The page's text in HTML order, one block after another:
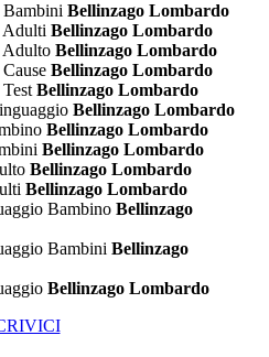
Bellinzago Lombardo
Adulti Bellinzago Lombardo
Adulto Bellinzago Lombardo
Bellinzago Lombardo
Bellinzago Lombardo
Bellinzago Lombardo
Bellinzago Lombardo
Bellinzago Lombardo
Bellinzago Lombardo
Bellinzago Lombardo
Bambino Bellinzago
Bambini Bellinzago
Bellinzago Lombardo